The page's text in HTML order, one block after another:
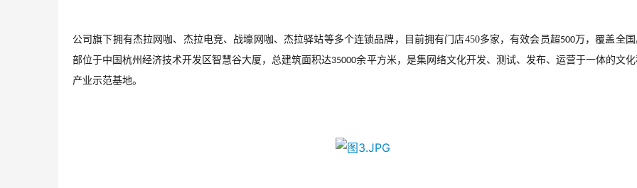
公司旗下拥有杰拉网咖、杰拉电竞、战壕网咖、杰拉驿站等多个连锁品牌，目前拥有门店450多家，有效会员超500万，覆盖全
部位于中国杭州经济技术开发区智慧谷大厦，总建筑面积达35000余平方米，是集网络文化开发、测试、发布、运营于一体的文
产业示范基地。